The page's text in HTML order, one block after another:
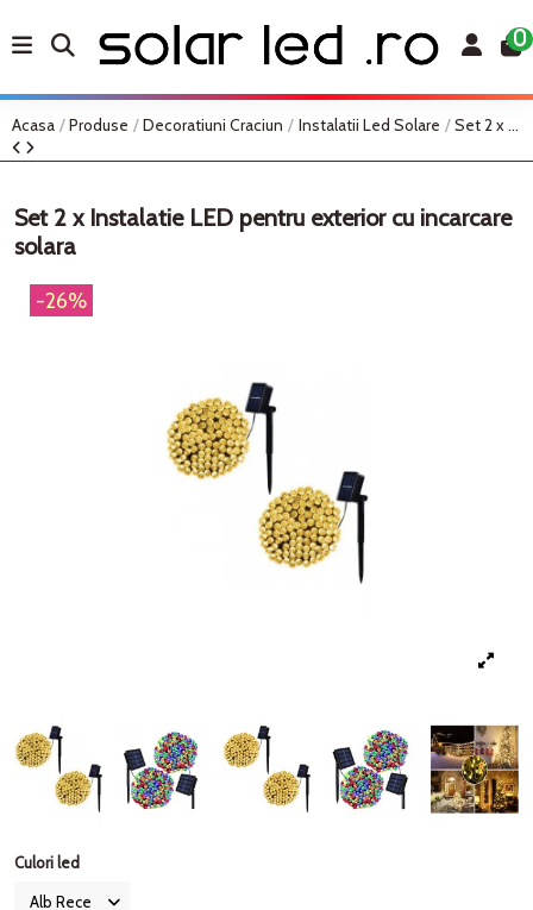
0
Acasa Produse Decoratiuni Craciun Instalatii Led Solare Set 2 x Instalatie LED pentru exterior cu incarcare solara
-26%
Set 2 x Instalatie LED pentru exterior cu incarcare
solara
Culori led